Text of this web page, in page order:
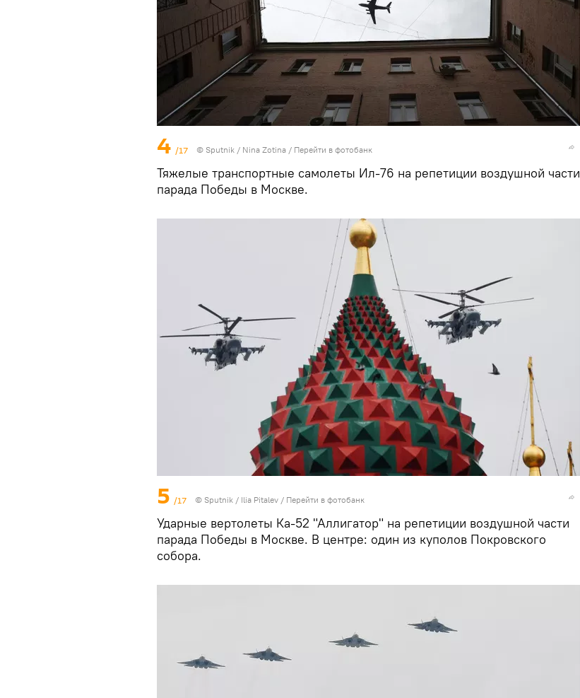
4 /17 © Sputnik / Nina Zotina / Перейти в фотобанк
Тяжелые транспортные самолеты Ил-76 на репетиции воздушной части
парада Победы в Москве.
5 /17 © Sputnik / Ilia Pitalev / Перейти в фотобанк
Ударные вертолеты Ка-52 "Аллигатор" на репетиции воздушной части
парада Победы в Москве. В центре: один из куполов Покровского
собора.